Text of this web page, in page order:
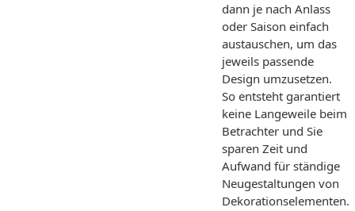
dann je nach Anlass
oder Saison einfach
austauschen, um das
jeweils passende
Design umzusetzen.
So entsteht garantiert
keine Langeweile beim
Betrachter und Sie
sparen Zeit und
Aufwand für ständige
Neugestaltungen von
Dekorationselementen.